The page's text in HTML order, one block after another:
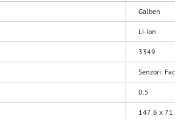
Galben
Li-ion
3349
Senzori:
0.5
147.6 x